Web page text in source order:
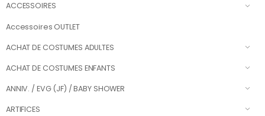
ACCESSOIRES
Accessoires OUTLET
ACHAT DE COSTUMES ADULTES
ACHAT DE COSTUMES ENFANTS
ANNIV. / EVG (JF) / BABY SHOWER
ARTIFICES